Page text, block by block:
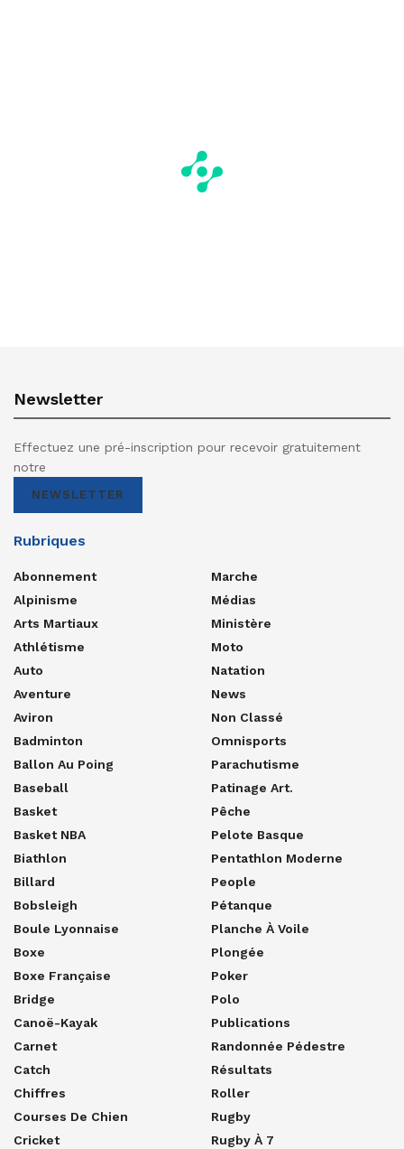
Newsletter
Effectuez une pré-inscription pour recevoir gratuitement
notre
NEWSLETTER
Rubriques
Abonnement
Alpinisme
Arts Martiaux
Athlétisme
Auto
Aventure
Aviron
Badminton
Ballon Au Poing
Baseball
Basket
Basket NBA
Biathlon
Billard
Bobsleigh
Boule Lyonnaise
Boxe
Boxe Française
Bridge
Canoë-Kayak
Carnet
Catch
Chiffres
Courses De Chien
Cricket
Marche
Médias
Ministère
Moto
Natation
News
Non Classé
Omnisports
Parachutisme
Patinage Art.
Pêche
Pelote Basque
Pentathlon Moderne
People
Pétanque
Planche À Voile
Plongée
Poker
Polo
Publications
Randonnée Pédestre
Résultats
Roller
Rugby
Rugby À 7